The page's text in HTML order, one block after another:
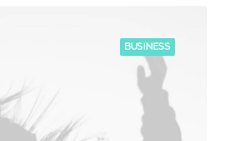
BUSINESS